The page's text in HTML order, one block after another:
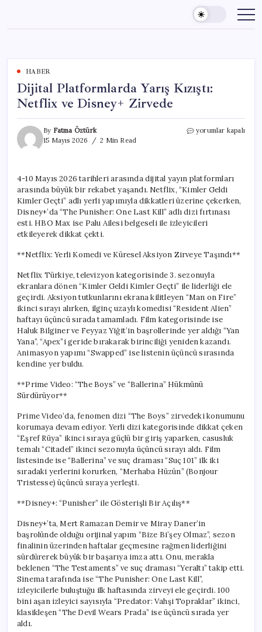
content
HABER
Dijital Platformlarda Yarış Kızıştı:
Netflix ve Disney+ Zirvede
By Fatma Öztürk
15 Mayıs 2026
2 Min Read
Dijital
ve
Disney+
Zirvede
için
yorumlar kapalı
4-10 Mayıs 2026 tarihleri arasında dijital yayın platformları
arasında büyük bir rekabet yaşandı. Netflix, “Kimler Geldi
Kimler Geçti” adlı yerli yapımıyla dikkatleri üzerine çekerken,
Disney+’da “The Punisher: One Last Kill” adlı dizi fırtınası
esti. HBO Max ise Palu Ailesi belgeseli ile izleyicileri
etkileyerek dikkat çekti.
**Netflix: Yerli Komedi ve Küresel Aksiyon Zirveye Taşındı**
Netflix Türkiye, televizyon kategorisinde 3. sezonuyla
ekranlara dönen “Kimler Geldi Kimler Geçti” ile liderliği ele
geçirdi. Aksiyon tutkunlarını ekrana kilitleyen “Man on Fire”
ikinci sırayı alırken, ilginç uzaylı komedisi “Resident Alien”
haftayı üçüncü sırada tamamladı. Film kategorisinde ise
Haluk Bilginer ve Feyyaz Yiğit’in başrollerinde yer aldığı “Yan
Yana”, “Apex”i geride bırakarak birinciliği yeniden kazandı.
Animasyon yapımı “Swapped” ise listenin üçüncü sırasında
kendine yer buldu.
**Prime Video: “The Boys” ve “Ballerina” Hükmünü
Sürdürüyor**
Prime Video’da, fenomen dizi “The Boys” zirvedeki konumunu
korumaya devam ediyor. Yerli dizi kategorisinde dikkat çeken
“Eşref Rüya” ikinci sıraya güçlü bir giriş yaparken, casusluk
temalı “Citadel” ikinci sezonuyla üçüncü sırayı aldı. Film
listesinde ise “Ballerina” ve suç draması “Suç 101” ilk iki
sıradaki yerlerini korurken, “Merhaba Hüzün” (Bonjour
Tristesse) üçüncü sıraya yerleşti.
**Disney+: “Punisher” ile Gösterişli Bir Açılış**
Disney+’ta, Mert Ramazan Demir ve Miray Daner’in
başrolünde olduğu orijinal yapım “Bize Bi’şey Olmaz”, sezon
finalinin üzerinden haftalar geçmesine rağmen liderliğini
sürdürerek büyük bir başarıya imza attı. Onu, merakla
beklenen “The Testaments” ve suç draması “Yeraltı” takip etti.
Sinema tarafında ise “The Punisher: One Last Kill”,
izleyicilerle buluştuğu ilk haftasında zirveyi ele geçirdi. 100
bini aşan izleyici sayısıyla “Predator: Vahşi Topraklar” ikinci,
klasikleşen “The Devil Wears Prada” ise üçüncü sırada yer
aldı.